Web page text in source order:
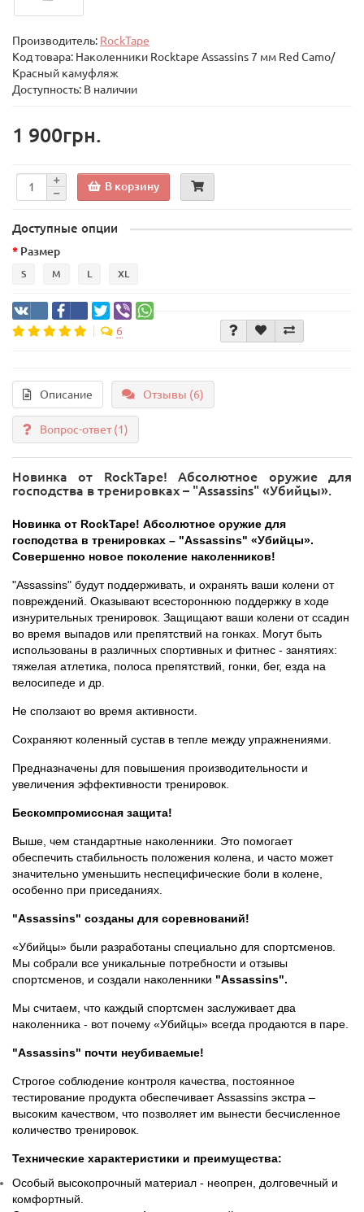
Производитель: RockTape
Код товара: Наколенники Rocktape Assassins 7 мм Red Camo/
Красный камуфляж
Доступность: В наличии
1 900грн.
В корзину
Доступные опции
Размер
S M L XL
6
Описание Отзывы (6)
Вопрос-ответ(1)
Новинка от RockTape! Абсолютное оружие для
господства в тренировках – "Assassins" «Убийцы».
Новинка от RockTape! Абсолютное оружие для
господства в тренировках – "Assassins" «Убийцы».
Совершенно новое поколение наколенников!
"Assassins" будут поддерживать, и охранять ваши колени от
повреждений. Оказывают всестороннюю поддержку в ходе
изнурительных тренировок. Защищают ваши колени от ссадин
во время выпадов или препятствий на гонках. Могут быть
использованы в различных спортивных и фитнес - занятиях:
тяжелая атлетика, полоса препятствий, гонки, бег, езда на
велосипеде и др.
Не сползают во время активности.
Сохраняют коленный сустав в тепле между упражнениями.
Предназначены для повышения производительности и
увеличения эффективности тренировок.
Бескомпромиссная защита!
Выше, чем стандартные наколенники. Это помогает
обеспечить стабильность положения колена, и часто может
значительно уменьшить неспецифические боли в колене,
особенно при приседаниях.
"Assassins" созданы для соревнований!
«Убийцы» были разработаны специально для спортсменов.
Мы собрали все уникальные потребности и отзывы
спортсменов, и создали наколенники "Assassins".
Мы считаем, что каждый спортсмен заслуживает два
наколенника - вот почему «Убийцы» всегда продаются в паре.
"Assassins" почти неубиваемые!
Строгое соблюдение контроля качества, постоянное
тестирование продукта обеспечивает Assassins экстра –
высоким качеством, что позволяет им вынести бесчисленное
количество тренировок.
Технические характеристики и преимущества:
Особый высокопрочный материал - неопрен, долговечный и
комфортный.